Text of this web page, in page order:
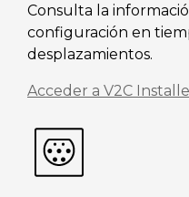
Consulta la
configuración en
desplazamientos.
Acceder a V2C